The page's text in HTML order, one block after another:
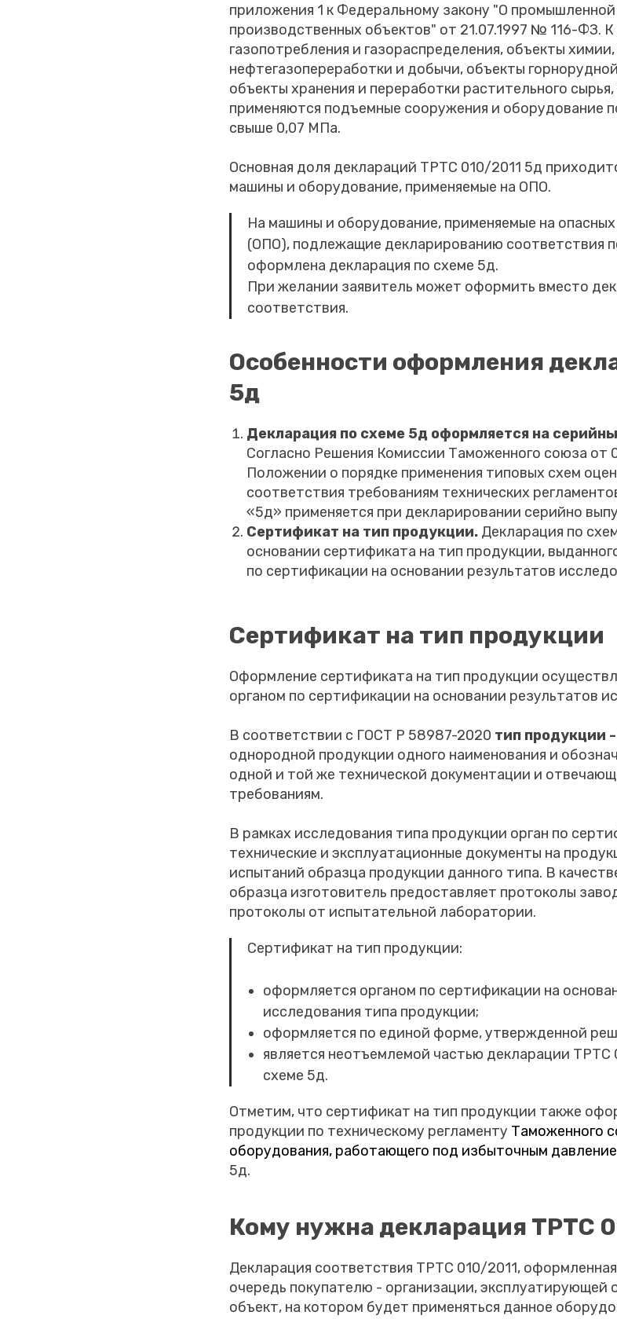
приложения 1 к Федеральному закону "О
производственных объектов" от 21.07.1997 № 116-ФЗ.
газопотребления и газораспределения, объекты
нефтегазопереработки и добычи, объекты
объекты хранения и переработки растительного
применяются подъемные сооружения и оборудование
свыше 0,07 МПа.
Основная доля деклараций ТРТС 010/2011 5д
машины и оборудование, применяемые на ОПО.
На машины и оборудование, применяемые на
(ОПО), подлежащие декларированию соответствия
оформлена декларация по схеме 5д.
При желании заявитель может оформить вместо
соответствия.
Особенности оформления
5д
Декларация по схеме 5д оформляется на
Согласно Решения Комиссии Таможенного союза от
Положении о порядке применения типовых схем
соответствия требованиям технических
«5д» применяется при декларировании серийно
Сертификат на тип продукции. Декларация по
основании сертификата на тип продукции,
по сертификации на основании результатов
Сертификат на тип продукции
Оформление сертификата на тип продукции
органом по сертификации на основании результатов
В соответствии с ГОСТ Р 58987-2020 тип продукции
однородной продукции одного наименования и
одной и той же технической документации и
требованиям.
В рамках исследования типа продукции орган по
технические и эксплуатационные документы на
испытаний образца продукции данного типа. В
образца изготовитель предоставляет протоколы
протоколы от испытательной лаборатории.
Сертификат на тип продукции:
оформляется органом по сертификации на
исследования типа продукции;
оформляется по единой форме, утвержденной
является неотъемлемой частью декларации
схеме 5д.
Отметим, что сертификат на тип продукции также
продукции по техническому регламенту Таможенного
оборудования, работающего под избыточным
5д.
Кому нужна декларация ТРТС
Декларация соответствия ТРТС 010/2011,
очередь покупателю - организации, эксплуатирующей
объект, на котором будет применяться данное